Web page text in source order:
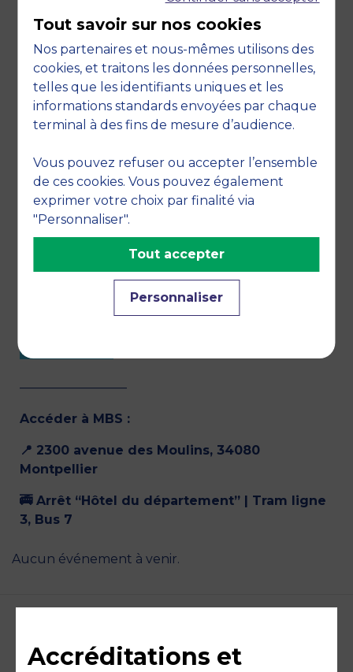
Quel cours vous intéresse ? (Nécessaire)
⛔ Cours complets ⛔
RGPDJe souhaite recevoir les informations utiles
sur les programmes, concours et actualités
moment via un lien de désinscription inséré
en bas de chaque email. Si nos programmes
vous intéressent, nous vous conseillons de
cocher cette case. Vous recevrez ainsi des
concours, journées portes ouvertes et salons.
————————–
Accéder à MBS :
📍 2300 avenue des Moulins, 34080
Montpellier
🚎 Arrêt “Hôtel du département” | Tram ligne
3, Bus 7
Aucun événement à venir.
Accréditations et
Tout savoir sur nos cookies
Nos partenaires et nous-mêmes utilisons des
cookies, et traitons les données personnelles,
telles que les identifiants uniques et les
informations standards envoyées par chaque
terminal à des fins de mesure d’audience.
Vous pouvez refuser ou accepter l’ensemble
de ces cookies. Vous pouvez également
exprimer votre choix par finalité via
"Personnaliser".
Personnaliser
Tout accepter